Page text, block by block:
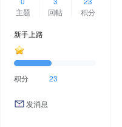
主题
回帖
积分
新手上路
积分 23
发消息